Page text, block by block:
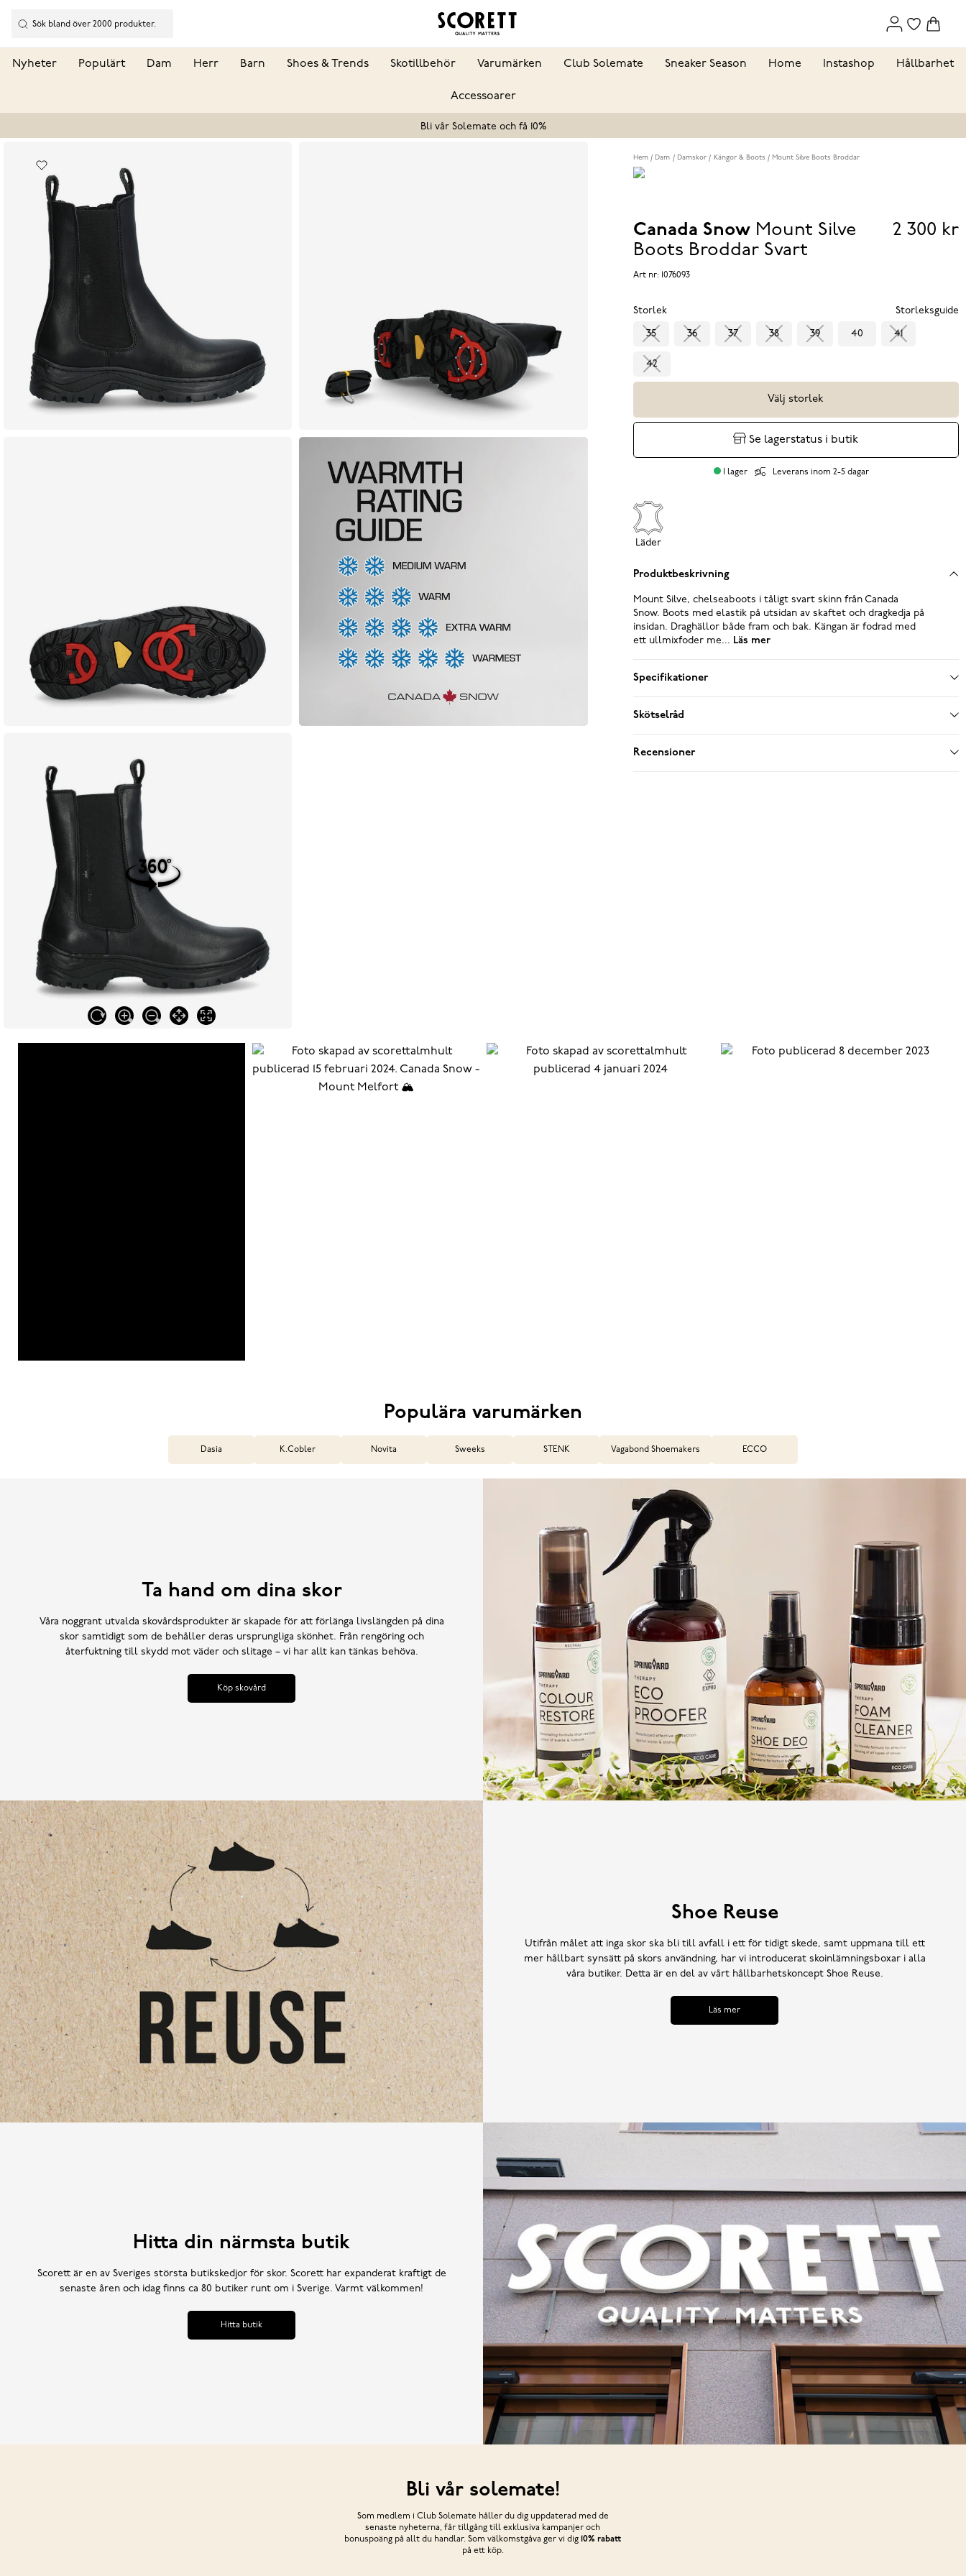
Nyheter Populärt Dam Herr Barn Shoes & Trends Skotillbehör Varumärken Club Solemate Sneaker Season Home Instashop Hållbarhet
Accessoarer
Bli vår Solemate och få 10%
Hem Dam Damskor Kängor & Boots Mount Silve Boots Broddar
Canada Snow Mount Silve
Boots Broddar Svart
Pris
2 300 kr
Art nr: 1076093
Storlek Storleksguide
35 36 37 38 39 40 41
42
Välj storlek
Se lagerstatus i butik
I lager Leverans inom 2-5 dagar
Läder
Produktbeskrivning
Mount Silve, chelseaboots i tåligt svart skinn från Canada
Snow. Boots med elastik på utsidan av skaftet och dragkedja på
insidan. Draghällor både fram och bak. Kängan är fodrad med
ett ullmixfoder me... Läs mer
Specifikationer
Skötselråd
Recensioner
Populära varumärken
Dasia K.Cobler Novita Sweeks STENK Vagabond Shoemakers ECCO
Ta hand om dina skor
Våra noggrant utvalda skovårdsprodukter är skapade för att förlänga livslängden på dina
skor samtidigt som de behåller deras ursprungliga skönhet. Från rengöring och
återfuktning till skydd mot väder och slitage – vi har allt kan tänkas behöva.
Köp skovård
Shoe Reuse
Utifrån målet att inga skor ska bli till avfall i ett för tidigt skede, samt uppmana till ett
mer hållbart synsätt på skors användning, har vi introducerat skoinlämningsboxar i alla
våra butiker. Detta är en del av vårt hållbarhetskoncept Shoe Reuse.
Läs mer
Hitta din närmsta butik
Scorett är en av Sveriges största butikskedjor för skor. Scorett har expanderat kraftigt de
senaste åren och idag finns ca 80 butiker runt om i Sverige. Varmt välkommen!
Hitta butik
Bli vår solemate!
Som medlem i Club Solemate håller du dig uppdaterad med de
senaste nyheterna, får tillgång till exklusiva kampanjer och
bonuspoäng på allt du handlar. Som välkomstgåva ger vi dig 10% rabatt
på ett köp.